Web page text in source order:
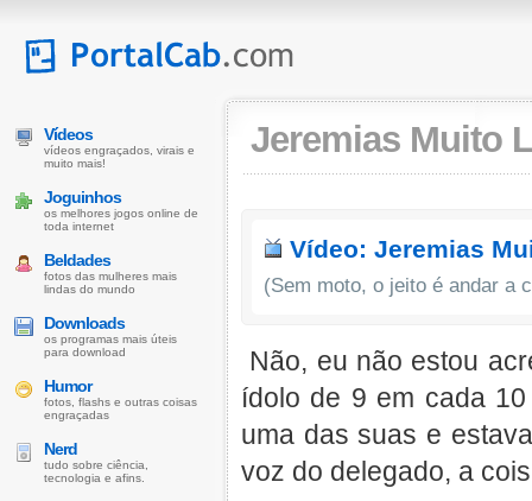
Jeremias Muito
Vídeo: Jeremias
(Sem moto, o jeito é andar a
Não, eu não estou
ídolo de 9 em cada
uma das suas e
voz do delegado, a
Vídeos
vídeos engraçados, virais e
muito mais!
Joguinhos
os melhores jogos online de
toda internet
Beldades
fotos das mulheres mais
lindas do mundo
Downloads
os programas mais úteis
para download
Humor
fotos, flashs e outras coisas
engraçadas
Nerd
tudo sobre ciência,
tecnologia e afins.